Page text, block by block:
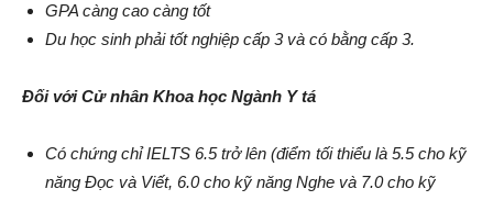
GPA càng cao càng tốt
Du học sinh phải tốt nghiệp cấp 3 và có bằng cấp 3.
Đối với Cử nhân Khoa học Ngành Y tá
Có chứng chỉ IELTS 6.5 trở lên (điểm tối thiểu là 5.5 cho kỹ
năng Đọc và Viết, 6.0 cho kỹ năng Nghe và 7.0 cho kỹ